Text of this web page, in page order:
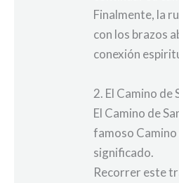
Finalmente, la
con los brazos
conexión
2. El Camino
El Camino de
famoso Camino
significado.
Recorrer este